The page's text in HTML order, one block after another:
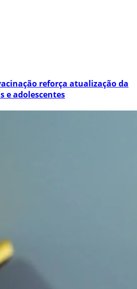
reforça atualização da
e adolescentes